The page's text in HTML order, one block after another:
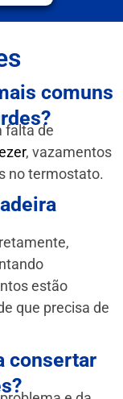
comuns
falta de
, vazamentos
no termostato.
estão
que precisa de
consertar